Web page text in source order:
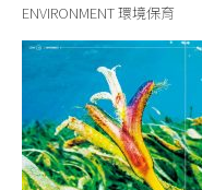
ENVIRONMENT 環境保育